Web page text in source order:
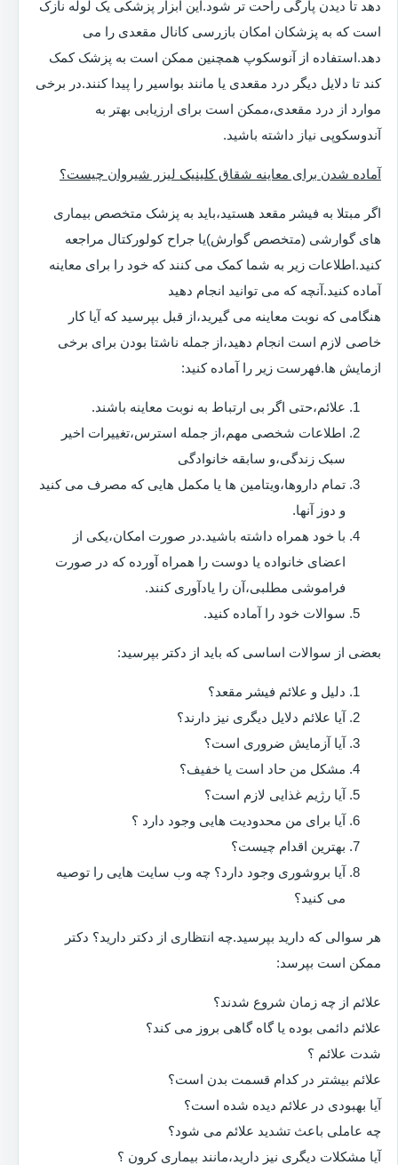
دهد تا دیدن پارگی راحت تر شود.این ابزار پزشکی یک لوله نازک
است که به پزشکان امکان بازرسی کانال مقعدی را می
دهد.استفاده از آنوسکوپ همچنین ممکن است به پزشک کمک
کند تا دلایل دیگر درد مقعدی یا مانند بواسیر را پیدا کنند.در برخی
موارد از درد مقعدی،ممکن است برای ارزیابی بهتر به
آندوسکوپی نیاز داشته باشید.
آماده شدن برای معاینه شقاق کلینیک لیزر شیروان چیست؟
اگر مبتلا به فیشر مقعد هستید،باید به پزشک متخصص بیماری
های گوارشی (متخصص گوارش)یا جراح کولورکتال مراجعه
کنید.اطلاعات زیر به شما کمک می کنند که خود را برای معاینه
آماده کنید.آنچه که می توانید انجام دهید
هنگامی که نوبت معاینه می گیرید،از قبل بپرسید که آیا کار
خاصی لازم است انجام دهید،از جمله ناشتا بودن برای برخی
ازمایش ها.فهرست زیر را آماده کنید:
علائم،حتی اگر بی ارتباط به نوبت معاینه باشند.
اطلاعات شخصی مهم،از جمله استرس،تغییرات اخیر
سبک زندگی،و سابقه خانوادگی
تمام داروها،ویتامین ها یا مکمل هایی که مصرف می کنید
و دوز آنها.
با خود همراه داشته باشید.در صورت امکان،یکی از
اعضای خانواده یا دوست را همراه آورده که در صورت
فراموشی مطلبی،آن را یادآوری کنند.
سوالات خود را آماده کنید.
بعضی از سوالات اساسی که باید از دکتر بپرسید:
دلیل و علائم فیشر مقعد؟
آیا علائم دلایل دیگری نیز دارند؟
آیا آزمایش ضروری است؟
مشکل من حاد است یا خفیف؟
آیا رژیم غذایی لازم است؟
آیا برای من محدودیت هایی وجود دارد ؟
بهترین اقدام چیست؟
آیا بروشوری وجود دارد؟ چه وب سایت هایی را توصیه
می کنید؟
هر سوالی که دارید بپرسید.چه انتظاری از دکتر دارید؟ دکتر
ممکن است بپرسد:
علائم از چه زمان شروع شدند؟
علائم دائمی بوده یا گاه گاهی بروز می کند؟
شدت علائم ؟
علائم بیشتر در کدام قسمت بدن است؟
آیا بهبودی در علائم دیده شده است؟
چه عاملی باعث تشدید علائم می شود؟
آیا مشکلات دیگری نیز دارید،مانند بیماری کرون ؟